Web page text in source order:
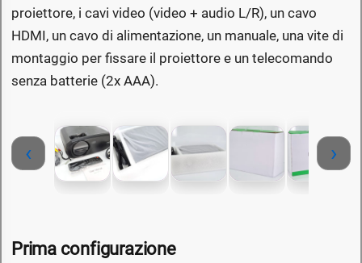
proiettore, i cavi video (video + audio L/R), un cavo
HDMI, un cavo di alimentazione, un manuale, una vite di
montaggio per fissare il proiettore e un telecomando
senza batterie (2x AAA).
‹ ›
Prima configurazione